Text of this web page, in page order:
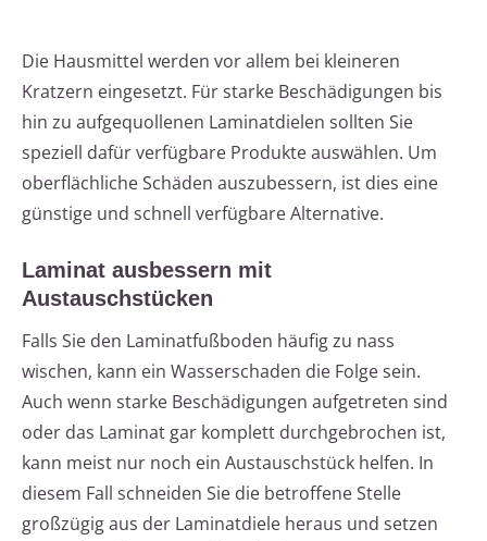
Die Hausmittel werden vor allem bei kleineren
Kratzern eingesetzt. Für starke Beschädigungen bis
hin zu aufgequollenen Laminatdielen sollten Sie
speziell dafür verfügbare Produkte auswählen. Um
oberflächliche Schäden auszubessern, ist dies eine
günstige und schnell verfügbare Alternative.
Laminat ausbessern mit
Austauschstücken
Falls Sie den Laminatfußboden häufig zu nass
wischen, kann ein Wasserschaden die Folge sein.
Auch wenn starke Beschädigungen aufgetreten sind
oder das Laminat gar komplett durchgebrochen ist,
kann meist nur noch ein Austauschstück helfen. In
diesem Fall schneiden Sie die betroffene Stelle
großzügig aus der Laminatdiele heraus und setzen